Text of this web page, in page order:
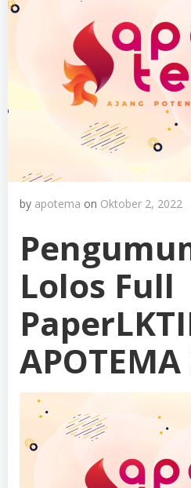
by apotema on Oktober 2, 2022
Lolos Full